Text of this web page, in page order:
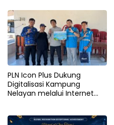
PLN Icon Plus Dukung
Digitalisasi Kampung
Nelayan melalui Internet